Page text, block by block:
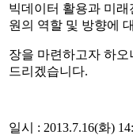
빅데이터 활용과 미
원의 역할 및 방향에
장을 마련하고자 하
드리겠습니다.
일시 : 2013.7.16(화)